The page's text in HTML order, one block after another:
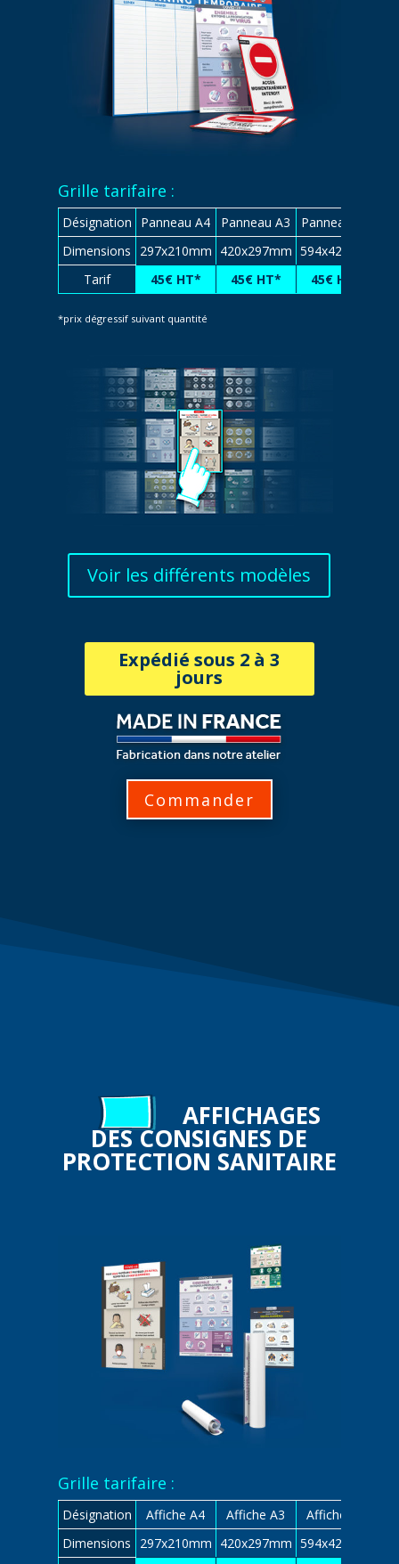
Grille tarifaire :
Désignation Panneau A4 Panneau A3 Panneau A2
Dimensions
297x210mm 420x297mm 594x420mm
Tarif
45€ HT* 45€ HT* 45€ HT*
*prix dégressif suivant quantité
Voir les différents modèles
Expédié sous 2 à 3
jours
Commander
AFFICHAGES
DES CONSIGNES DE
PROTECTION SANITAIRE
Grille tarifaire :
Désignation Affiche A4 Affiche A3 Affiche A2
Dimensions
297x210mm 420x297mm 594x420mm